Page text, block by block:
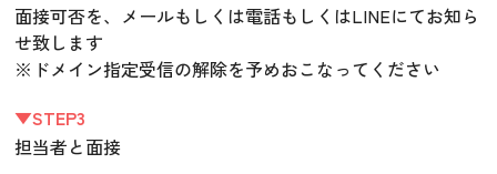
面接可否を、メールもしくは電話もしくはLINEにてお知ら
せ致します
※ドメイン指定受信の解除を予めおこなってください
▼STEP3
担当者と面接